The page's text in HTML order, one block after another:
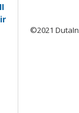
©2021